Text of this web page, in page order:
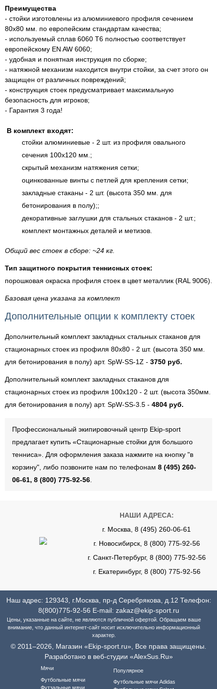
Преимущества
- стойки изготовлены из алюминиевого профиля сечением
80х80 мм. по европейским стандартам качества;
- используемый сплав 6060 Т6 полностью соответствует
европейскому EN AW 6060;
- удобная и понятная инструкция по сборке;
- натяжной механизм находится внутри стойки, за счет этого он
защищен от различных повреждений;
- конструкция стоек предусматривает максимальную
безопасность для игроков;
- Гарантия 3 года!
В комплект входят:
стойки алюминиевые - 2 шт. из профиля овального
сечения 100х120 мм.;
скрытый механизм натяжения сетки;
оцинкованные винты с петлей для крепления сетки;
закладные стаканы - 2 шт. (высота 350 мм. для
бетонирования в полу);;
декоративные заглушки для стальных стаканов - 2 шт.;
комплект монтажных деталей и метизов.
Общий вес стоек в сборе: ~24 кг.
Тип защитного покрытия теннисных стоек:
порошковая окраска профиля стоек в цвет металлик (RAL 9006).
Базовая цена указана за комплект
Дополнительные опции к комплекту стоек
Дополнительный комплект закладных стальных стаканов для
стационарных стоек из профиля 80х80 - 2 шт. (высота 350 мм.
для бетонирования в полу) арт. SpW-SS-1Z - 3750 руб.
Дополнительный комплект закладных стаканов для
стационарных стоек из профиля 100х120 - 2 шт. (высота 350мм.
для бетонирования в полу) арт. SpW-SS-3.5 - 4804 руб.
Профессиональный экипировочный центр Ekip-sport
предлагает купить «Стационарные стойки для большого
тенниса». Для оформления заказа нажмите на кнопку "в
корзину", либо позвоните нам по телефонам 8 (495) 260-
06-61, 8 (800) 775-92-56
НАШИ АДРЕСА:
г. Москва, 8 (495) 260-06-61
г. Новосибирск, 8 (800) 775-92-56
г. Санкт-Петербург, 8 (800) 775-92-56
г. Екатеринбург, 8 (800) 775-92-56
Наш адрес: 129343, г.Москва, пр-д Серебрякова, д.12 Телефон:
8(800)775-92-56 E-mail: zakaz@ekip-sport.ru
Цены, указанные на сайте, не являются публичной офертой. Обращаем ваше
внимание, что данный интернет-сайт носит исключительно информационный
характер.
© 2011–2026, Магазин «Ekip-sport.ru», Все права защищены.
Разработано в веб-студии «AlexSus.Ru»
Мячи
Футбольные мячи
Футзальные мячи
Популярное
Футбольные мячи Adidas